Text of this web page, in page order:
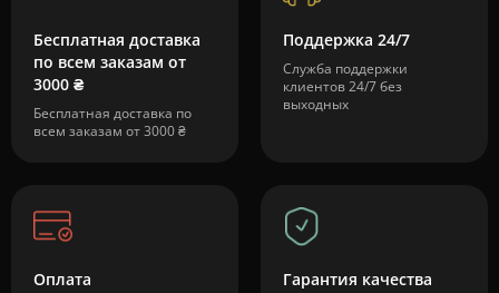
Бесплатная доставка
по всем заказам от
3000 ₴
Бесплатная доставка по
всем заказам от 3000 ₴
Поддержка 24/7
Служба поддержки
клиентов 24/7 без
выходных
Оплата Гарантия качества